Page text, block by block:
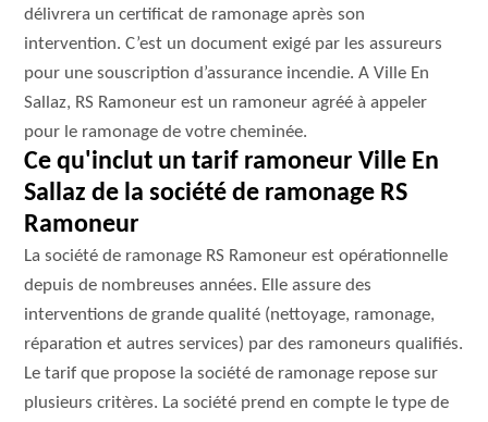
délivrera un certificat de ramonage après son
intervention. C’est un document exigé par les assureurs
pour une souscription d’assurance incendie. A Ville En
Sallaz, RS Ramoneur est un ramoneur agréé à appeler
pour le ramonage de votre cheminée.
Ce qu'inclut un tarif ramoneur Ville En
Sallaz de la société de ramonage RS
Ramoneur
La société de ramonage RS Ramoneur est opérationnelle
depuis de nombreuses années. Elle assure des
interventions de grande qualité (nettoyage, ramonage,
réparation et autres services) par des ramoneurs qualifiés.
Le tarif que propose la société de ramonage repose sur
plusieurs critères. La société prend en compte le type de